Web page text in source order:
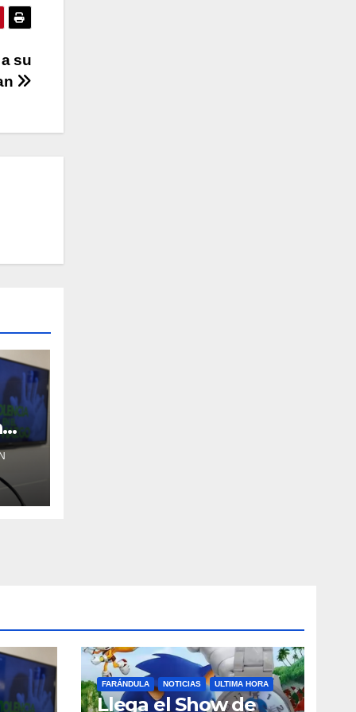
su
FARÁNDULA NOTICIAS ULTIMA HORA
Llega el Show de